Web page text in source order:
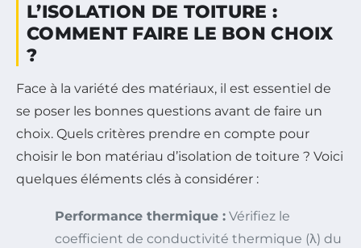
L’ISOLATION DE TOITURE :
COMMENT FAIRE LE BON CHOIX
?
Face à la variété des matériaux, il est essentiel de
se poser les bonnes questions avant de faire un
choix. Quels critères prendre en compte pour
choisir le bon matériau d’isolation de toiture ? Voici
quelques éléments clés à considérer :
Performance thermique : Vérifiez le
coefficient de conductivité thermique (λ) du